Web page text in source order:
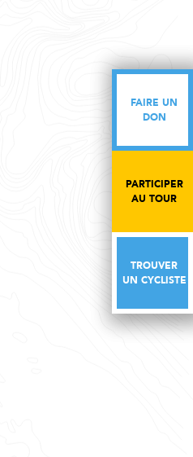
FAIRE UN
DON
PARTICIPER
AU TOUR
TROUVER
UN CYCLISTE
FAIRE UN
DON
PARTICIPER
AU TOUR
TROUVER
UN CYCLISTE